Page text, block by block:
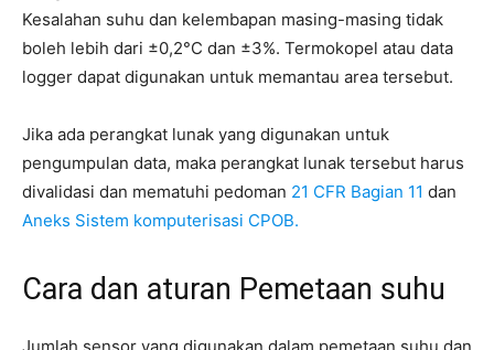
Kesalahan suhu dan kelembapan masing-masing tidak
boleh lebih dari ±0,2°C dan ±3%. Termokopel atau data
logger dapat digunakan untuk memantau area tersebut.
Jika ada perangkat lunak yang digunakan untuk
pengumpulan data, maka perangkat lunak tersebut harus
divalidasi dan mematuhi pedoman 21 CFR Bagian 11 dan
Aneks Sistem komputerisasi CPOB.
Cara dan aturan Pemetaan suhu